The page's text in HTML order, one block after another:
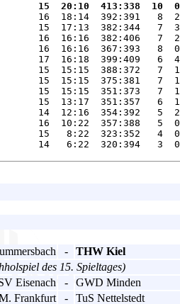
15  20:10  413:338  10
16  18:14  392:391   8
15  17:13  382:344   7
16  16:16  382:406   7
16  16:16  367:393   8
17  16:18  399:409   6
15  15:15  388:372   7
15  15:15  375:381   7
15  15:15  351:373   7
15  13:17  351:357   6
14  12:16  354:392   5
16  10:22  357:388   5
15   8:22  323:352   4
-
THW Kiel
des 15. Spieltages)
Eisenach -
GWD Minden
Frankfurt - TuS Nettelstedt